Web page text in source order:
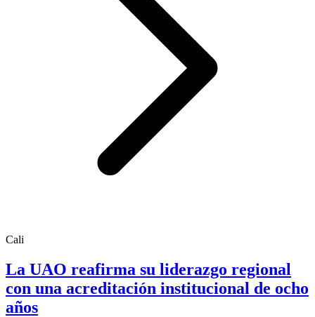
Cali
La UAO reafirma su liderazgo regional
con una acreditación institucional de ocho
años